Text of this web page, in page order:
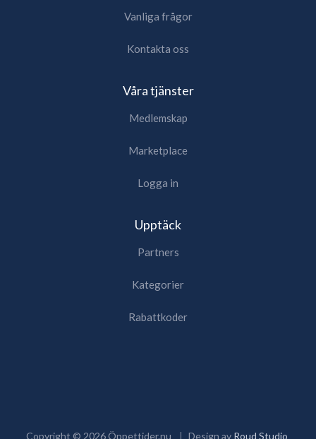
Vanliga frågor
Kontakta oss
Våra tjänster
Medlemskap
Marketplace
Logga in
Upptäck
Partners
Kategorier
Rabattkoder
Copyright © 2026Öppettider.nu Design av Roud Studio